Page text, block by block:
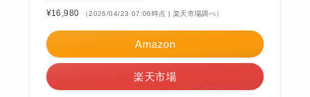
¥16,980 （2026/04/23 07:06時点 | 楽天市場調べ）
Amazon
楽天市場